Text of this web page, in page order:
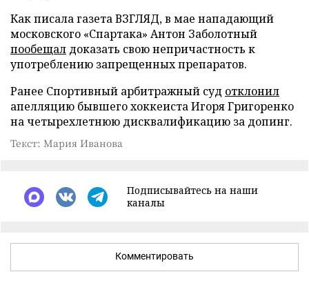
Как писала газета ВЗГЛЯД, в мае нападающий
московского «Спартака» Антон Заболотный
пообещал доказать свою непричастность к
употреблению запрещенных препаратов.
Ранее Спортивный арбитражный суд отклонил
апелляцию бывшего хоккеиста Игоря Григоренко
на четырехлетнюю дисквалификацию за допинг.
Текст: Мария Иванова
Подписывайтесь на наши
каналы
Комментировать